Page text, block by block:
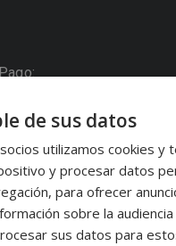
de sus datos
utilizamos cookies y
y procesar datos
para ofrecer
sobre la
sus datos para